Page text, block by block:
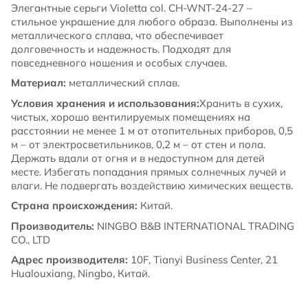
Элегантные серьги Violetta col. CH-WNT-24-27 –
стильное украшение для любого образа. Выполнены из
металлического сплава, что обеспечивает
долговечность и надежность. Подходят для
повседневного ношения и особых случаев.
Материал: металлический сплав.
Условия хранения и использования:Хранить в сухих,
чистых, хорошо вентилируемых помещениях на
расстоянии не менее 1 м от отопительных приборов, 0,5
м – от электросветильников, 0,2 м – от стен и пола.
Держать вдали от огня и в недоступном для детей
месте. Избегать попадания прямых солнечных лучей и
влаги. Не подвергать воздействию химических веществ.
Страна происхождения: Китай.
Производитель: NINGBO B&B INTERNATIONAL TRADING
CO., LTD
Адрес производителя: 10F, Tianyi Business Center, 21
Hualouxiang, Ningbo, Китай.